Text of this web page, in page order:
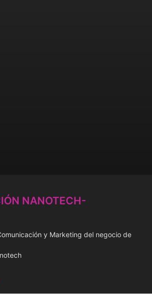
NANOTECH-
y Marketing del negocio de